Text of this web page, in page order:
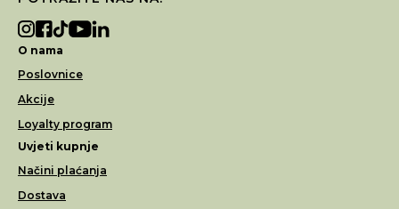
O nama
Poslovnice
Akcije
Loyalty program
Uvjeti kupnje
Načini plaćanja
Dostava